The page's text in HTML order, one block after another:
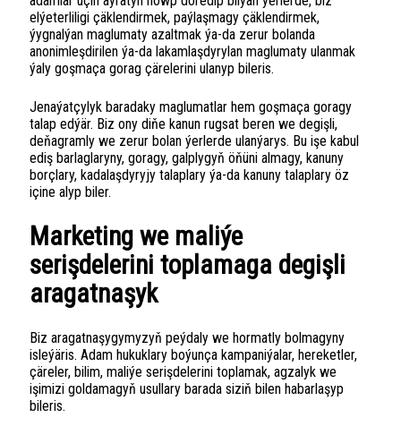
elýeterliligi çäklendirmek, paýlaşmagy çäklendirmek,
ýygnalýan maglumaty azaltmak ýa-da zerur bolanda
anonimleşdirilen ýa-da lakamlaşdyrylan maglumaty ulanmak
ýaly goşmaça gorag çärelerini ulanyp bileris.
Jenaýatçylyk baradaky maglumatlar hem goşmaça goragy
talap edýär. Biz ony diňe kanun rugsat beren we degişli,
deňagramly we zerur bolan ýerlerde ulanýarys. Bu işe kabul
ediş barlaglaryny, goragy, galplygyň öňüni almagy, kanuny
borçlary, kadalaşdyryjy talaplary ýa-da kanuny talaplary öz
içine alyp biler.
Marketing we maliýe
serişdelerini toplamaga degişli
aragatnaşyk
Biz aragatnaşygymyzyň peýdaly we hormatly bolmagyny
isleýäris. Adam hukuklary boýunça kampaniýalar, hereketler,
çäreler, bilim, maliýe serişdelerini toplamak, agzalyk we
işimizi goldamagyň usullary barada siziň bilen habarlaşyp
bileris.